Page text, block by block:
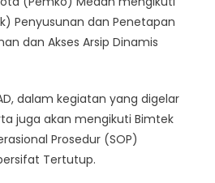
Penyusunan dan Penetapan
dan Akses Arsip Dinamis
dalam kegiatan yang digelar
juga akan mengikuti Bimtek
Prosedur (SOP)
Tertutup.